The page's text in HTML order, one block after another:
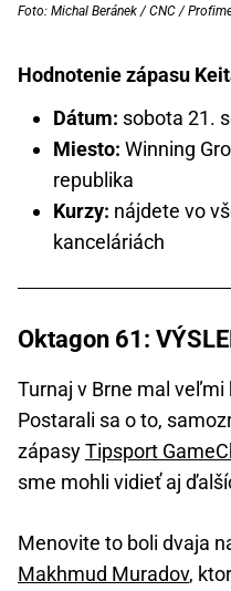
Foto: Michal Beránek / CNC /
Hodnotenie zápasu
Dátum: sobota 21.
Miesto: Winning
republika
Kurzy: nájdete vo
kanceláriách
Oktagon 61:
Turnaj v Brne mal
Postarali sa o to,
zápasyTipsport
sme mohli vidieť aj
Menovite to boli dvaja
Makhmud Muradov,